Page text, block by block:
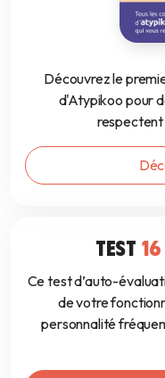
Découvrez le
d'Atypikoo pour
respectent
TEST
Ce test d’auto-
de votre
personnalité